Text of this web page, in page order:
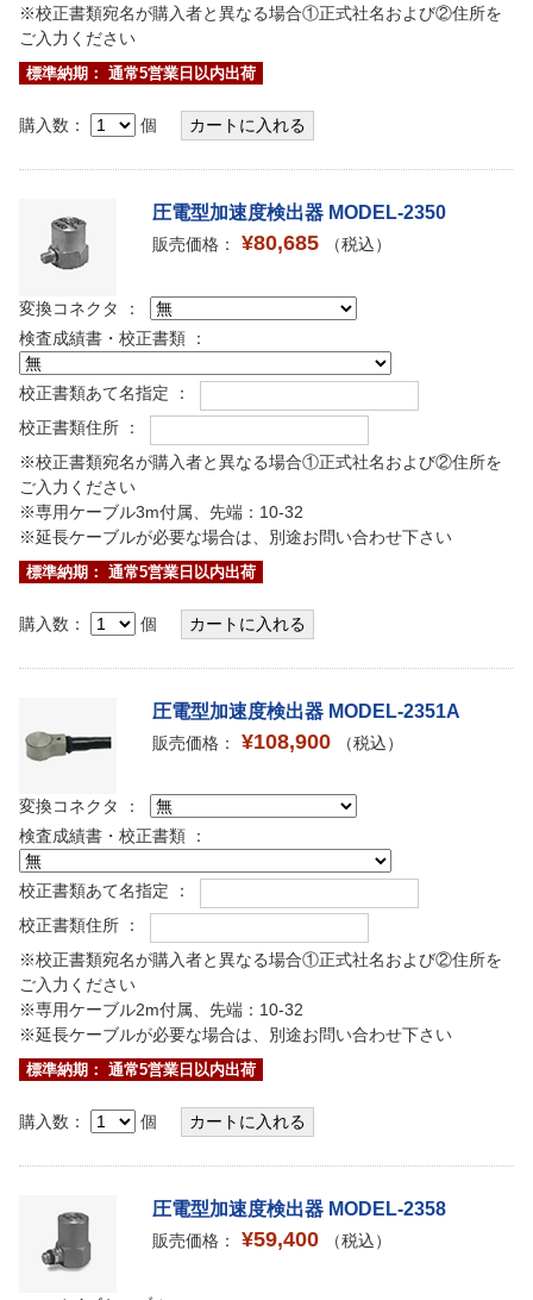
※校正書類宛名が購入者と異なる場合①正式社名および②住所を
ご入力ください
標準納期： 通常5営業日以内出荷
購入数： 個
圧電型加速度検出器 MODEL-2350
販売価格： ¥80,685 （税込）
変換コネクタ ：
検査成績書・校正書類 ：
校正書類あて名指定 ：
校正書類住所 ：
※校正書類宛名が購入者と異なる場合①正式社名および②住所を
ご入力ください
※専用ケーブル3m付属、先端：10-32
※延長ケーブルが必要な場合は、別途お問い合わせ下さい
標準納期： 通常5営業日以内出荷
購入数： 個
圧電型加速度検出器 MODEL-2351A
販売価格： ¥108,900 （税込）
変換コネクタ ：
検査成績書・校正書類 ：
校正書類あて名指定 ：
校正書類住所 ：
※校正書類宛名が購入者と異なる場合①正式社名および②住所を
ご入力ください
※専用ケーブル2m付属、先端：10-32
※延長ケーブルが必要な場合は、別途お問い合わせ下さい
標準納期： 通常5営業日以内出荷
購入数： 個
圧電型加速度検出器 MODEL-2358
販売価格： ¥59,400 （税込）